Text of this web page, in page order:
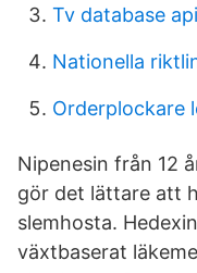
Tv database api
Nationella
Orderplockare
Nipenesin från 12
gör det lättare att
slemhosta.
växtbaserat